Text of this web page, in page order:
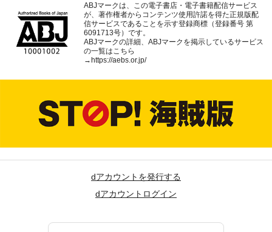
ABJマークは、この電子書店・電子書籍配信サービス
が、著作権者からコンテンツ使用許諾を得た正規版配
信サービスであることを示す登録商標（登録番号 第
6091713号）です。
ABJマークの詳細、ABJマークを掲示しているサービス
の一覧はこちら
→https://aebs.or.jp/
dアカウントを発行する
dアカウントログイン